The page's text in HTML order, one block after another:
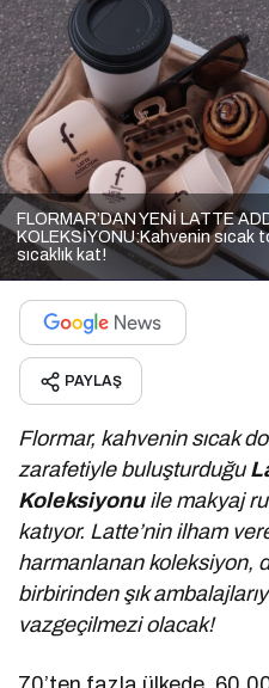
FLORMAR’DAN YENİ LATTE
KOLEKSİYONU:Kahvenin sıcak
sıcaklık kat!
PAYLAŞ
Flormar, kahvenin sıcak
zarafetiyle buluşturduğu
Koleksiyonuile makyaj
katıyor. Latte’nin ilham
harmanlanan koleksiyon,
birbirinden şık
vazgeçilmezi olacak!